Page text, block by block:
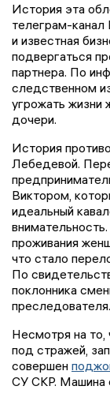
История эта
телеграм-канал
и известная
подвергаться
партнера. По
следственном
угрожать жизни
дочери.
История
Лебедевой.
Виктором,
идеальный
проживания
что стало
По
поклонника
преследователя.
Несмотря на то,
под стражей,
совершен
СУ СКР. Машина